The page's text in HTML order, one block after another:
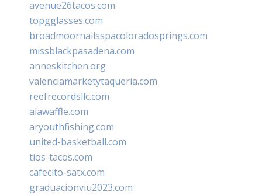
avenue26tacos.com
topgglasses.com
broadmoornailsspacoloradosprings.com
missblackpasadena.com
anneskitchen.org
valenciamarketytaqueria.com
reefrecordsllc.com
alawaffle.com
aryouthfishing.com
united-basketball.com
tios-tacos.com
cafecito-satx.com
graduacionviu2023.com